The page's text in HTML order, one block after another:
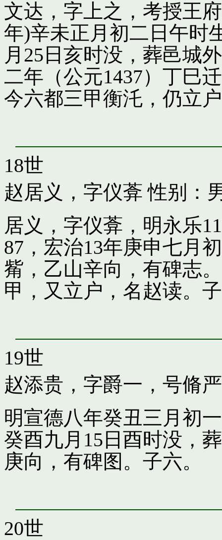
文达，字上之，考授王
年)辛未正月初二日午时
月25日亥时没，葬邑城
二年（公元1437）丁巳
今六都三甲衡汑，仍立
18世
赵居义，字仪葊 性别：
居义，字仪葊，明永乐
87，宏治13年庚申七月
觜，乙山辛向，有碑志
甲，又立户，名赵读。
19世
赵添贵，字爵一，号脩严
明宣德八年癸丑三月初
癸酉九月15日酉时没，
庚向，有碑图。子六。
20世